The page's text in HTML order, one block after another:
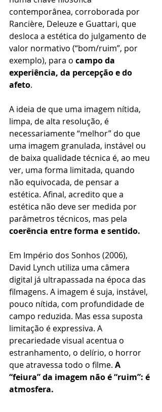
contemporânea, corroborada por
Rancière, Deleuze e Guattari, que
desloca a estética do julgamento de
valor normativo (“bom/ruim”, por
exemplo), para o campo da
experiência, da percepção e do
afeto.
A ideia de que uma imagem nítida,
limpa, de alta resolução, é
necessariamente “melhor” do que
uma imagem granulada, instável ou
de baixa qualidade técnica é, ao meu
ver, uma forma limitada, quando
não equivocada, de pensar a
estética. Afinal, acredito que a
estética não deve ser medida por
parâmetros técnicos, mas pela
coerência entre forma e sentido.
Em Império dos Sonhos (2006),
David Lynch utiliza uma câmera
digital já ultrapassada na época das
filmagens. A imagem é suja, instável,
pouco nítida, com profundidade de
campo reduzida. Mas essa suposta
limitação é expressiva. A
precariedade visual acentua o
estranhamento, o delírio, o horror
que atravessa todo o filme. A
“feiura” da imagem não é “ruim”: é
atmosfera.